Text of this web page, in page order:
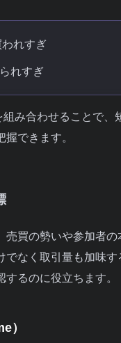
われすぎ
れすぎ
み合わせることで、
できます。
売買の勢いや参加者の
でなく取引量も加味す
するのに役立ちます。
）